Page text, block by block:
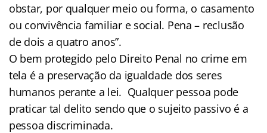
obstar, por qualquer meio ou forma, o casamento
ou convivência familiar e social. Pena – reclusão
de dois a quatro anos”.
O bem protegido pelo Direito Penal no crime em
tela é a preservação da igualdade dos seres
humanos perante a lei. Qualquer pessoa pode
praticar tal delito sendo que o sujeito passivo é a
pessoa discriminada.